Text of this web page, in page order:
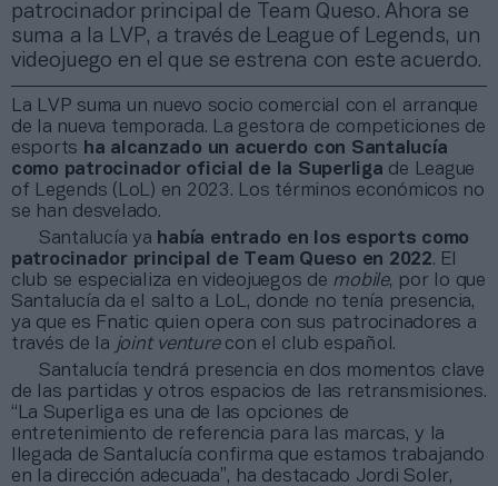
patrocinador principal de Team Queso. Ahora se
suma a la LVP, a través de League of Legends, un
videojuego en el que se estrena con este acuerdo.
La LVP suma un nuevo socio comercial con el arranque
de la nueva temporada. La gestora de competiciones de
esports ha alcanzado un acuerdo con Santalucía
como patrocinador oficial de la Superliga de League
of Legends (LoL) en 2023. Los términos económicos no
se han desvelado.
Santalucía ya había entrado en los esports como
patrocinador principal de Team Queso en 2022. El
club se especializa en videojuegos de mobile, por lo que
Santalucía da el salto a LoL, donde no tenía presencia,
ya que es Fnatic quien opera con sus patrocinadores a
través de la joint venturecon el club español.
Santalucía tendrá presencia en dos momentos clave
de las partidas y otros espacios de las retransmisiones.
“La Superliga es una de las opciones de
entretenimiento de referencia para las marcas, y la
llegada de Santalucía confirma que estamos trabajando
en la dirección adecuada”, ha destacado Jordi Soler,